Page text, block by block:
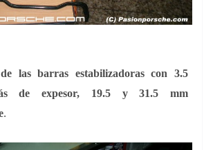
las barras estabilizadoras con 3.5
de expesor, 19.5 y 31.5 mm
.